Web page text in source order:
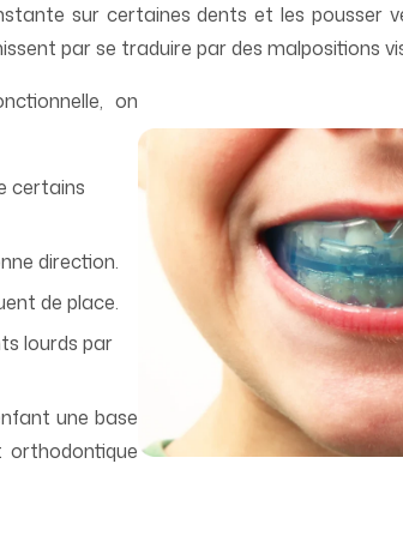
sur certaines dents et les pousser
par se traduire par des malpositions
on
certains
direction.
de place.
lourds par
une base
orthodontique